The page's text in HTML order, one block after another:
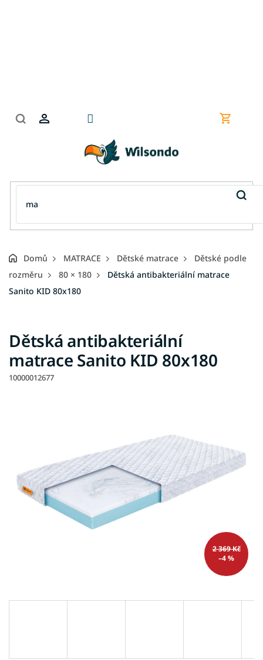
Nákupní
Domů MATRACE Dětské matrace
Dětské podle
rozměru
80 × 180
Dětská antibakteriální matrace
Sanito KID 80x180
Dětská antibakteriální
matrace Sanito KID 80x180
10000012677
2 369 Kč
–4 %